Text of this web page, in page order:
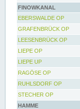
FINOWKANAL
EBERSWALDE OP
GRAFENBRÜCK OP
LEESENBRÜCK OP
LIEPE OP
LIEPE UP
RAGÖSE OP
RUHLSDORF OP
STECHER OP
HAMME